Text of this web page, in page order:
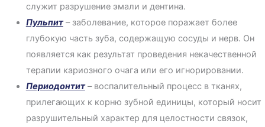
служит разрушение эмали и дентина.
Пульпит– заболевание, которое поражает более
глубокую часть зуба, содержащую сосуды и нерв. Он
появляется как результат проведения некачественной
терапии кариозного очага или его игнорировании.
Периодонтит– воспалительный процесс в тканях,
прилегающих к корню зубной единицы, который носит
разрушительный характер для целостности связок,